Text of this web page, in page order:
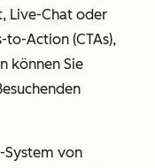
Live-Chat oder
to-Action (CTAs),
können Sie
System von